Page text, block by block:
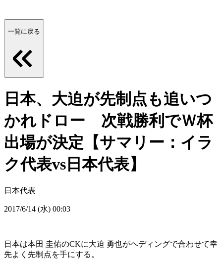
一覧に戻る
日本、大迫が先制点も追いつ
かれドロー 次戦勝利でＷ杯
出場が決定【サマリー：イラ
ク代表vs日本代表】
日本代表
2017/6/14 (水) 00:03
日本は本田 圭佑のCKに大迫 勇也がヘディングで合わせて幸
先よく先制点を手にする。